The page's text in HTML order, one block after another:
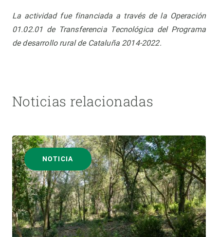
La actividad fue financiada a través de la Operación
01.02.01 de Transferencia Tecnológica del Programa
de desarrollo rural de Cataluña 2014-2022.
Noticias relacionadas
NOTICIA